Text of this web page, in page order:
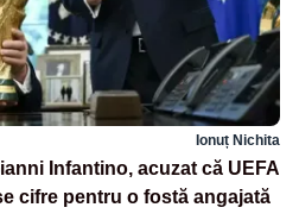
Ionuț Nichita
Infantino, acuzat că UEFA
cifre pentru o fostă angajată